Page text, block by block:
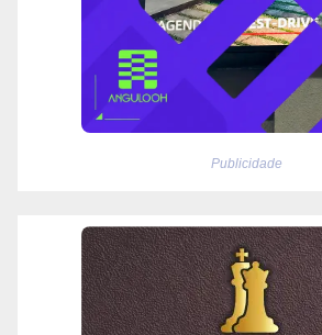
Publicidade